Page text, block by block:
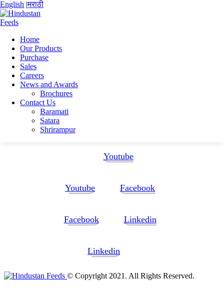
English |मराठी
Home
Our Products
Purchase
Sales
Careers
News and Awards
Brochures
Contact Us
Baramati
Satara
Shrirampur
Home
Ramesh Ahire
CV_RA01
CV_RA01
Youtube
Youtube Facebook
Facebook Linkedin
Linkedin
© Copyright 2021. All Rights Reserved.